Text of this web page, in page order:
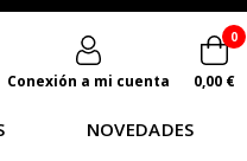
Conexión a mi cuenta
0
0,00 €
NOVEDADES